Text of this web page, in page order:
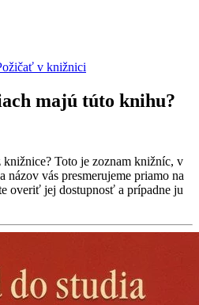
v knižnici
majú túto knihu?
Toto je zoznam knižníc, v
vás presmerujeme priamo na
overiť jej dostupnosť a prípadne ju